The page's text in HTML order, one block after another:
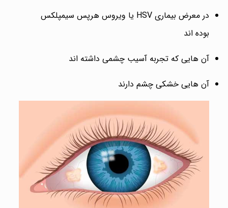
در معرض بیماری HSV یا ویروس هرپس سیمپلکس
بوده اند
آن هایی که تجربه آسیب چشمی داشته اند
آن هایی خشکی چشم دارند